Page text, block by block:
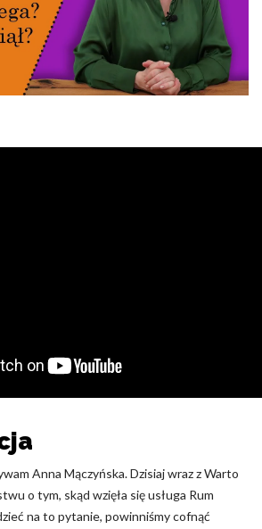
Anna Mączyńska. Dzisiaj wraz z Warto
o tym, skąd wzięła się usługa Rum
na to pytanie, powinniśmy cofnąć
w którym znajduje się użytkownik.
cookie, to pliki, które są w procesie
ciasteczek.
Zapisz moje preferencje
Akceptuj wszystko